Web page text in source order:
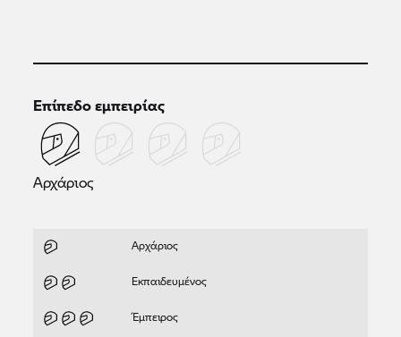
Επίπεδο εμπειρίας
Αρχάριος
Αρχάριος
Εκπαιδευμένος
Έμπειρος